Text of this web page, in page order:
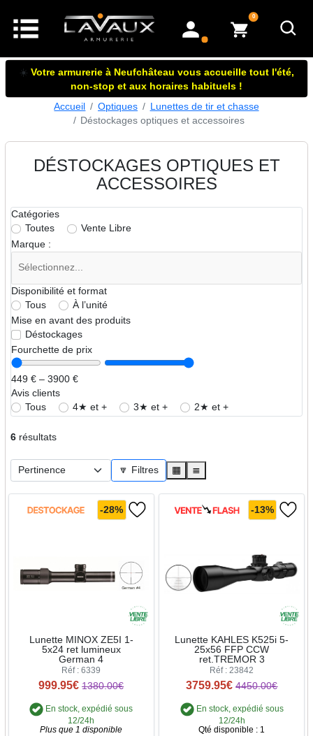
mon compte
0articles dans le panier
☀️ Votre armurerie à Neufchâteau vous accueille tout l'été,
non-stop et aux horaires habituels !
Accueil
Optiques
Lunettes de tir et chasse
Déstockages optiques et accessoires
DÉSTOCKAGES OPTIQUES ET
ACCESSOIRES
Catégories
Toutes
Vente Libre
Marque :
Disponibilité et format
Tous
À l’unité
Mise en avant des produits
Déstockages
Fourchette de prix
449 € – 3900 €
Avis clients
Tous
4★ et + 3★ et + 2★ et +
6résultats
🔽 Filtres ▦ ≣
-28%
Lunette MINOX ZE5I 1-
5x24 ret lumineux
German 4
Réf : 6339
999.95€ 1380.00€
En stock, expédié sous
12/24h
Plus que 1 disponible
-13%
Lunette KAHLES K525i 5-
25x56 FFP CCW
ret.TREMOR 3
Réf : 23842
3759.95€ 4450.00€
En stock, expédié sous
12/24h
Qté disponible : 1